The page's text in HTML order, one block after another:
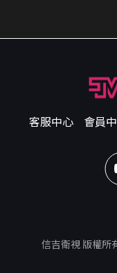
客服中心 會員
信吉衛視 版權